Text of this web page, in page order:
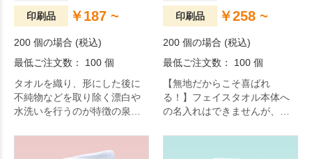
印刷品 ￥187 ~
200 個の場合 (税込)
最低ご注文数： 100 個
タオルを織り、形にした後に
不純物などを取り除く漂白や
水洗いを行うのが特徴の泉州
地はやや薄手ですが、繊維の
柔らかさがしっかりと引き出
印刷品 ￥258 ~
200 個の場合 (税込)
最低ご注文数： 100 個
【無地だからこそ喜ばれ
る！】フェイスタオル本体へ
の名入れはできませんが、そ
も多いはず。